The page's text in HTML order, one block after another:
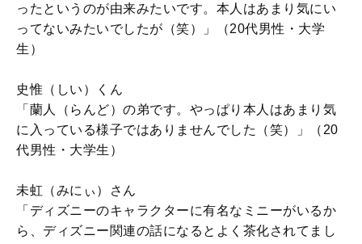
ったというのが由来みたいです。本人はあまり気にい
ってないみたいでしたが（笑）」（20代男性・大学
生）
史惟（しい）くん
「蘭人（らんど）の弟です。やっぱり本人はあまり気
に入っている様子ではありませんでした（笑）」（20
代男性・大学生）
未虹（みにぃ）さん
「ディズニーのキャラクターに有名なミニーがいるか
ら、ディズニー関連の話になるとよく茶化されてまし